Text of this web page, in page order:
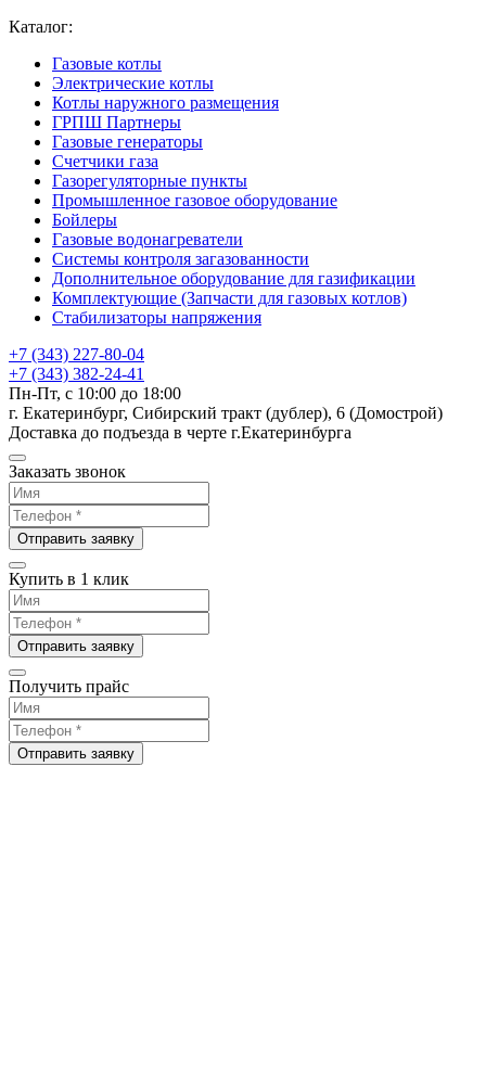
Каталог:
Газовые котлы
Электрические котлы
Котлы наружного размещения
ГРПШ Партнеры
Газовые генераторы
Счетчики газа
Газорегуляторные пункты
Промышленное газовое оборудование
Бойлеры
Газовые водонагреватели
Системы контроля загазованности
Дополнительное оборудование для газификации
Комплектующие (Запчасти для газовых котлов)
Стабилизаторы напряжения
+7 (343) 227-80-04
+7 (343) 382-24-41
Пн-Пт, с 10:00 до 18:00
г. Екатеринбург, Сибирский тракт (дублер), 6 (Домострой)
Доставка до подъезда в черте г.Екатеринбурга
Заказать звонок
Отправить заявку
Купить в 1 клик
Отправить заявку
Получить прайс
Отправить заявку